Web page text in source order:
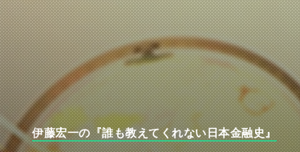
伊藤宏一の『誰も教えてくれない日本金融史』